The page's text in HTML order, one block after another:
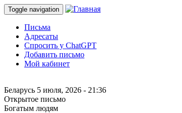
Toggle navigation
Письма
Адресаты
Спросить у ChatGPT
Добавить письмо
Мой кабинет
Беларусь 5 июля, 2026 - 21:36
Открытое письмо
Богатым людям